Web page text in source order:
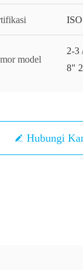
ISO
model
2-3
8"
Hubungi